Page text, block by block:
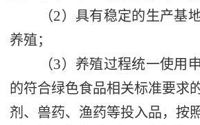
（2）具有稳定的生产基
养殖；
（3）养殖过程统一使用
的符合绿色食品相关标准要求
剂、兽药、渔药等投入品，按